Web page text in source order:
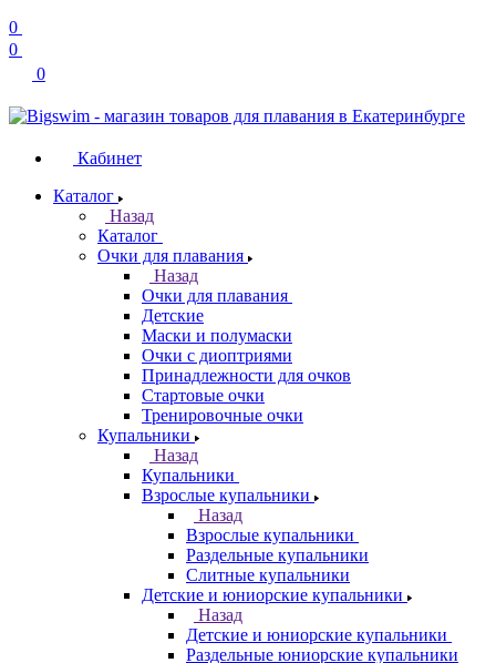
0
0
0
Кабинет
Каталог
Назад
Каталог
Очки для плавания
Назад
Очки для плавания
Детские
Маски и полумаски
Очки с диоптриями
Принадлежности для очков
Стартовые очки
Тренировочные очки
Купальники
Назад
Купальники
Взрослые купальники
Назад
Взрослые купальники
Раздельные купальники
Слитные купальники
Детские и юниорские купальники
Назад
Детские и юниорские купальники
Раздельные юниорские купальники